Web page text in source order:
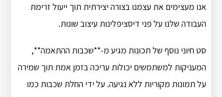
אנו מעצימים את עצמנו בצורה יצירתית תוך ייעול זרימת
העבודה שלנו על פני דיסציפלינות עיצוב שונות.
סט חיוני נוסף של תכונות מגיע מ-**שכבות ההתאמה**,
המעניקות למשתמשים יכולות עריכה בזמן אמת תוך שמירה
על תמונות מקוריות ללא נגיעה. על ידי החלת שכבות כמו